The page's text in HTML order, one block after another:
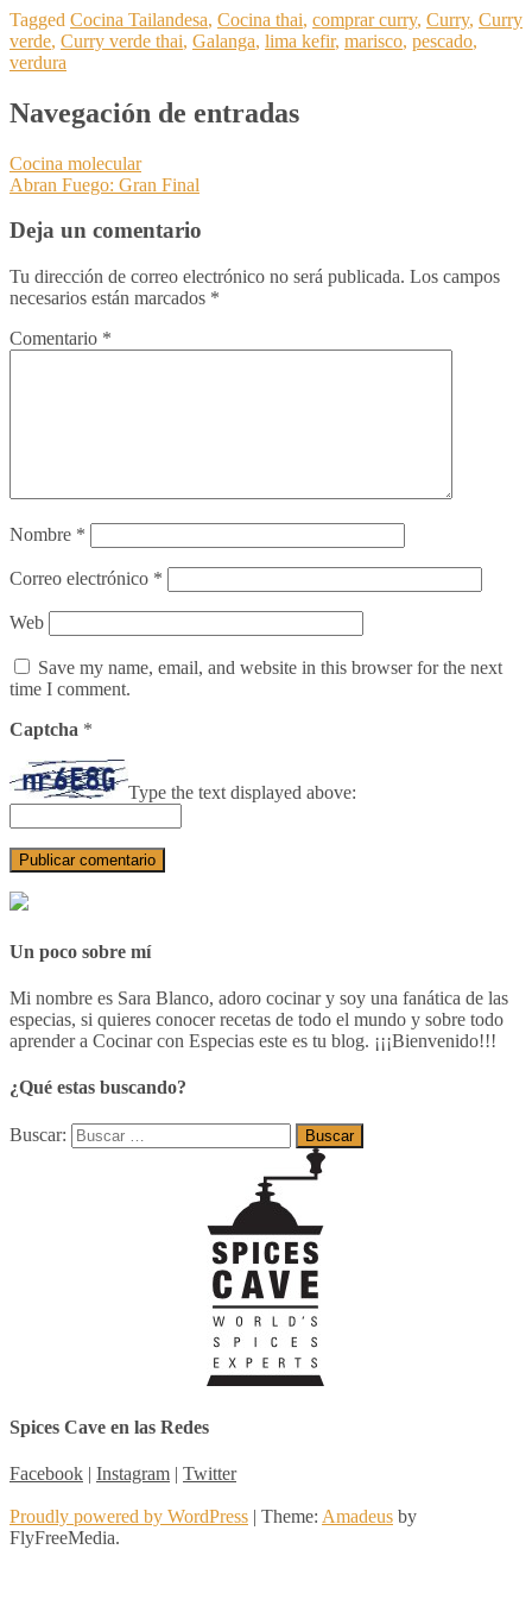
Tagged Cocina Tailandesa, Cocina thai, comprar curry, Curry, Curry
verde, Curry verde thai, Galanga, lima kefir, marisco, pescado,
verdura
Navegación de entradas
Cocina molecular
Abran Fuego: Gran Final
Deja un comentario
Tu dirección de correo electrónico no será publicada. Los campos
necesarios están marcados *
Comentario *
Nombre *
Correo electrónico *
Web
Save my name, email, and website in this browser for the next
time I comment.
Captcha *
Type the text displayed above:
Un poco sobre mí
Mi nombre es Sara Blanco, adoro cocinar y soy una fanática de las
especias, si quieres conocer recetas de todo el mundo y sobre todo
aprender a Cocinar con Especias este es tu blog. ¡¡¡Bienvenido!!!
¿Qué estas buscando?
Buscar:
Spices Cave en las Redes
Facebook | Instagram | Twitter
Proudly powered by WordPress | Theme: Amadeus by
FlyFreeMedia.